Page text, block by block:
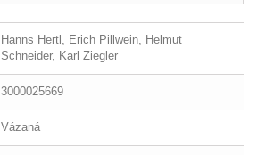
Hanns Hertl, Erich Pillwein, Helmut
Schneider, Karl Ziegler
3000025669
Vázaná